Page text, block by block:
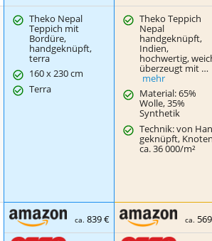
Theko Nepal
Teppich mit
Bordüre,
handgeknüpft,
terra
160 x 230 cm
Terra
Theko Teppich
Nepal
handgeknüpft,
Indien,
hochwertig,
überzeugt mit …
mehr
Material: 65%
Wolle, 35%
Synthetik
Technik: von
geknüpft,
ca. 36 000/m²
ca.839 € ca.